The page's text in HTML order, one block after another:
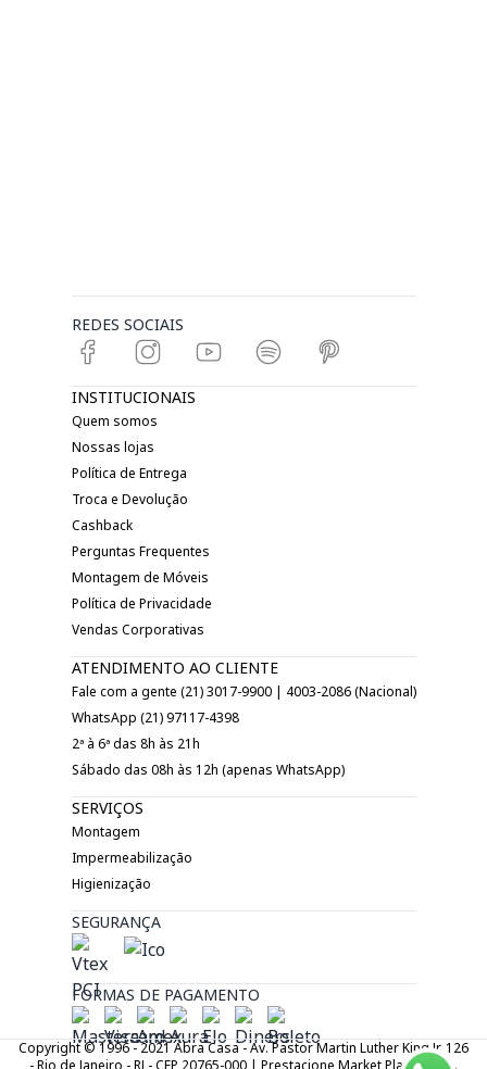
REDES SOCIAIS
INSTITUCIONAIS
Quem somos
Nossas lojas
Política de Entrega
Troca e Devolução
Cashback
Perguntas Frequentes
Montagem de Móveis
Política de Privacidade
Vendas Corporativas
ATENDIMENTO AO CLIENTE
Fale com a gente (21) 3017-9900 | 4003-2086 (Nacional)
WhatsApp (21) 97117-4398
2ª à 6ª das 8h às 21h
Sábado das 08h às 12h (apenas WhatsApp)
SERVIÇOS
Montagem
Impermeabilização
Higienização
SEGURANÇA
FORMAS DE PAGAMENTO
Copyright © 1996 - 2021 Abra Casa - Av. Pastor Martin Luther King Jr. 126
- Rio de Janeiro - RJ - CEP 20765-000 | Prestacione Market Place LTDA.